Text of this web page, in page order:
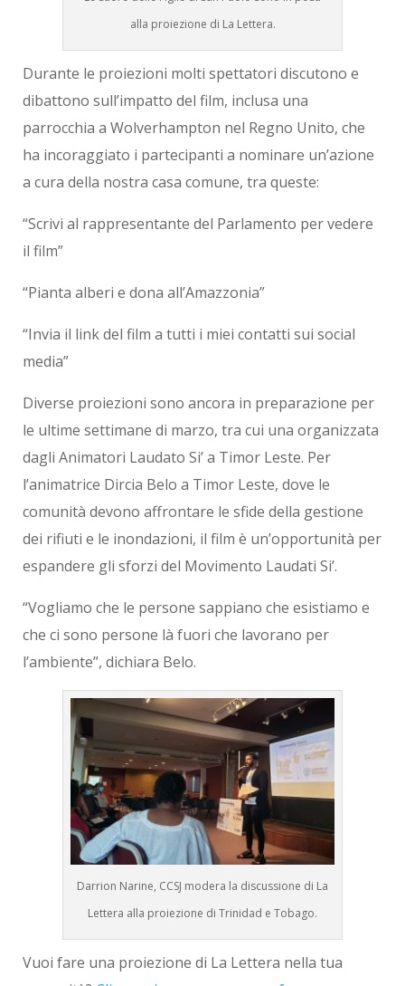
alla proiezione di La Lettera.
Durante le proiezioni molti spettatori discutono e
dibattono sull’impatto del film, inclusa una
parrocchia a Wolverhampton nel Regno Unito, che
ha incoraggiato i partecipanti a nominare un’azione
a cura della nostra casa comune, tra queste:
“Scrivi al rappresentante del Parlamento per vedere
il film”
“Pianta alberi e dona all’Amazzonia”
“Invia il link del film a tutti i miei contatti sui social
media”
Diverse proiezioni sono ancora in preparazione per
le ultime settimane di marzo, tra cui una organizzata
dagli Animatori Laudato Si’ a Timor Leste. Per
l’animatrice Dircia Belo a Timor Leste, dove le
comunità devono affrontare le sfide della gestione
dei rifiuti e le inondazioni, il film è un’opportunità per
espandere gli sforzi del Movimento Laudati Si’.
“Vogliamo che le persone sappiano che esistiamo e
che ci sono persone là fuori che lavorano per
l’ambiente”, dichiara Belo.
Darrion Narine, CCSJ modera la discussione di La
Lettera alla proiezione di Trinidad e Tobago.
Vuoi fare una proiezione di La Lettera nella tua